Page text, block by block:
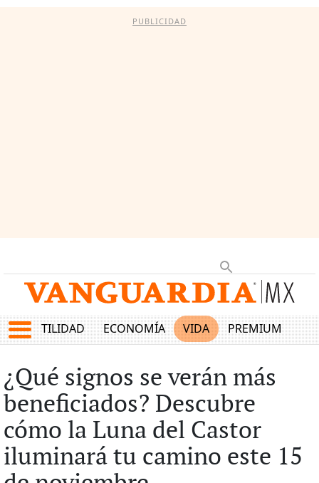
PUBLICIDAD
UTILIDAD ECONOMÍA VIDA PREMIUM
¿Qué signos se verán más
beneficiados? Descubre
cómo la Luna del Castor
iluminará tu camino este 15